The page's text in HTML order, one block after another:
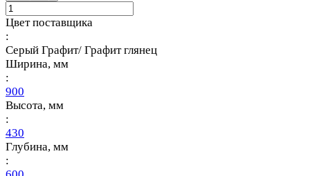
Цвет поставщика
:
Серый Графит/ Графит глянец
Ширина, мм
:
900
Высота, мм
:
430
Глубина, мм
: